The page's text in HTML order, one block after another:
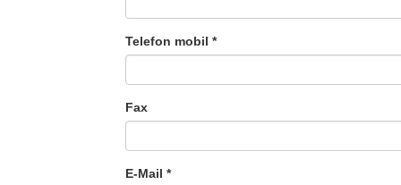
Telefon mobil *
Fax
E-Mail *